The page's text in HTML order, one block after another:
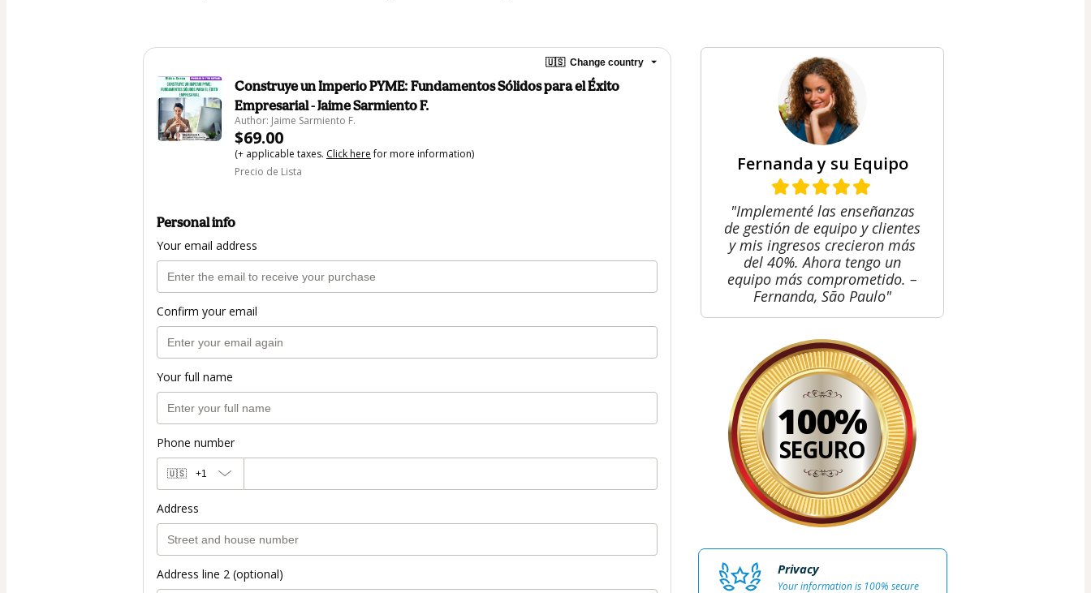
🇺🇸 Change country
Construye un Imperio PYME: Fundamentos Sólidos para el Éxito
Empresarial - Jaime Sarmiento F.
Author: Jaime Sarmiento F.
$69.00
(+ applicable taxes. Click herefor more information)
Precio de Lista
Personal info
Your email address
Confirm your email
Your full name
Phone number
🇺🇸 +1
Address
Address line 2 (optional)
Fernanda y su Equipo
"Implementé las enseñanzas
de gestión de equipo y clientes
y mis ingresos crecieron más
del 40%. Ahora tengo un
equipo más comprometido. –
Fernanda, São Paulo"
100%
SEGURO
Privacy
Your information is 100% secure